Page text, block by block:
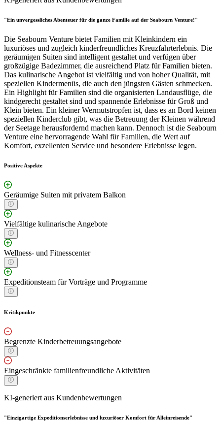
"Ein unvergessliches Abenteuer für die ganze Familie auf der Seabourn Venture!"
Die Seabourn Venture bietet Familien mit Kleinkindern ein
luxuriöses und zugleich kinderfreundliches Kreuzfahrterlebnis. Die
geräumigen Suiten sind intelligent gestaltet und verfügen über
großzügige Badezimmer, die ausreichend Platz für Familien bieten.
Das kulinarische Angebot ist vielfältig und von hoher Qualität, mit
speziellen Kindermenüs, die auch den jüngsten Gästen schmecken.
Ein Highlight für Familien sind die organisierten Landausflüge, die
kindgerecht gestaltet sind und spannende Erlebnisse für Groß und
Klein bieten. Ein kleiner Wermutstropfen ist, dass es an Bord keinen
speziellen Kinderclub gibt, was die Betreuung der Kleinen während
der Seetage herausfordernd machen kann. Dennoch ist die Seabourn
Venture eine hervorragende Wahl für Familien, die Wert auf
Komfort, exzellenten Service und besondere Erlebnisse legen.
Positive Aspekte
Geräumige Suiten mit privatem Balkon
Vielfältige kulinarische Angebote
Wellness- und Fitnesscenter
Expeditionsteam für Vorträge und Programme
Kritikpunkte
Begrenzte Kinderbetreuungsangebote
Eingeschränkte familienfreundliche Aktivitäten
KI-generiert aus Kundenbewertungen
"Einzigartige Expeditionserlebnisse und luxuriöser Komfort für Alleinreisende"